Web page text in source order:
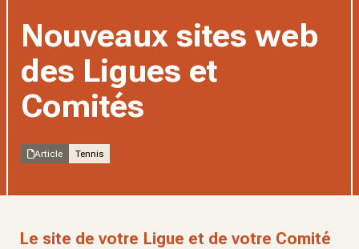
Nouveaux sites web
des Ligues et
Comités
Article Tennis
Le site de votre Ligue et de votre Comité